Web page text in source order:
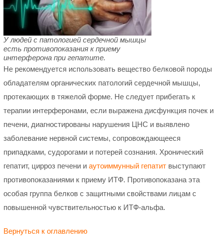
У людей с патологией сердечной мышцы
есть противопоказания к приему
интерферона при гепатите.
Не рекомендуется использовать вещество белковой породы
обладателям органических патологий сердечной мышцы,
протекающих в тяжелой форме. Не следует прибегать к
терапии интерферонами, если выражена дисфункция почек и
печени, диагностированы нарушения ЦНС и выявлено
заболевание нервной системы, сопровождающееся
припадками, судорогами и потерей сознания. Хронический
гепатит, цирроз печени иаутоиммунный гепатит выступают
противопоказаниями к приему ИТФ. Противопоказана эта
особая группа белков с защитными свойствами лицам с
повышенной чувствительностью к ИТФ-альфа.
Вернуться к оглавлению